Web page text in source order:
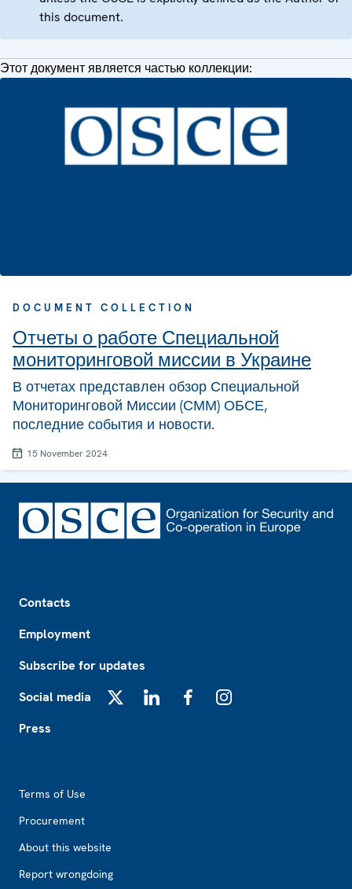
this document.
Этот документ является частью коллекции:
DOCUMENT COLLECTION
Отчеты о работе Специальной
мониторинговой миссии в Украине
В отчетах представлен обзор Специальной
Мониторинговой Миссии (СММ) ОБСЕ,
последние события и новости.
15 November 2024
Contacts
Employment
Subscribe for updates
Social media
Press
Terms of Use
Procurement
About this website
Report wrongdoing